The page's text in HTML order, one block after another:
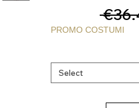
PROMO COSTUMI
Select